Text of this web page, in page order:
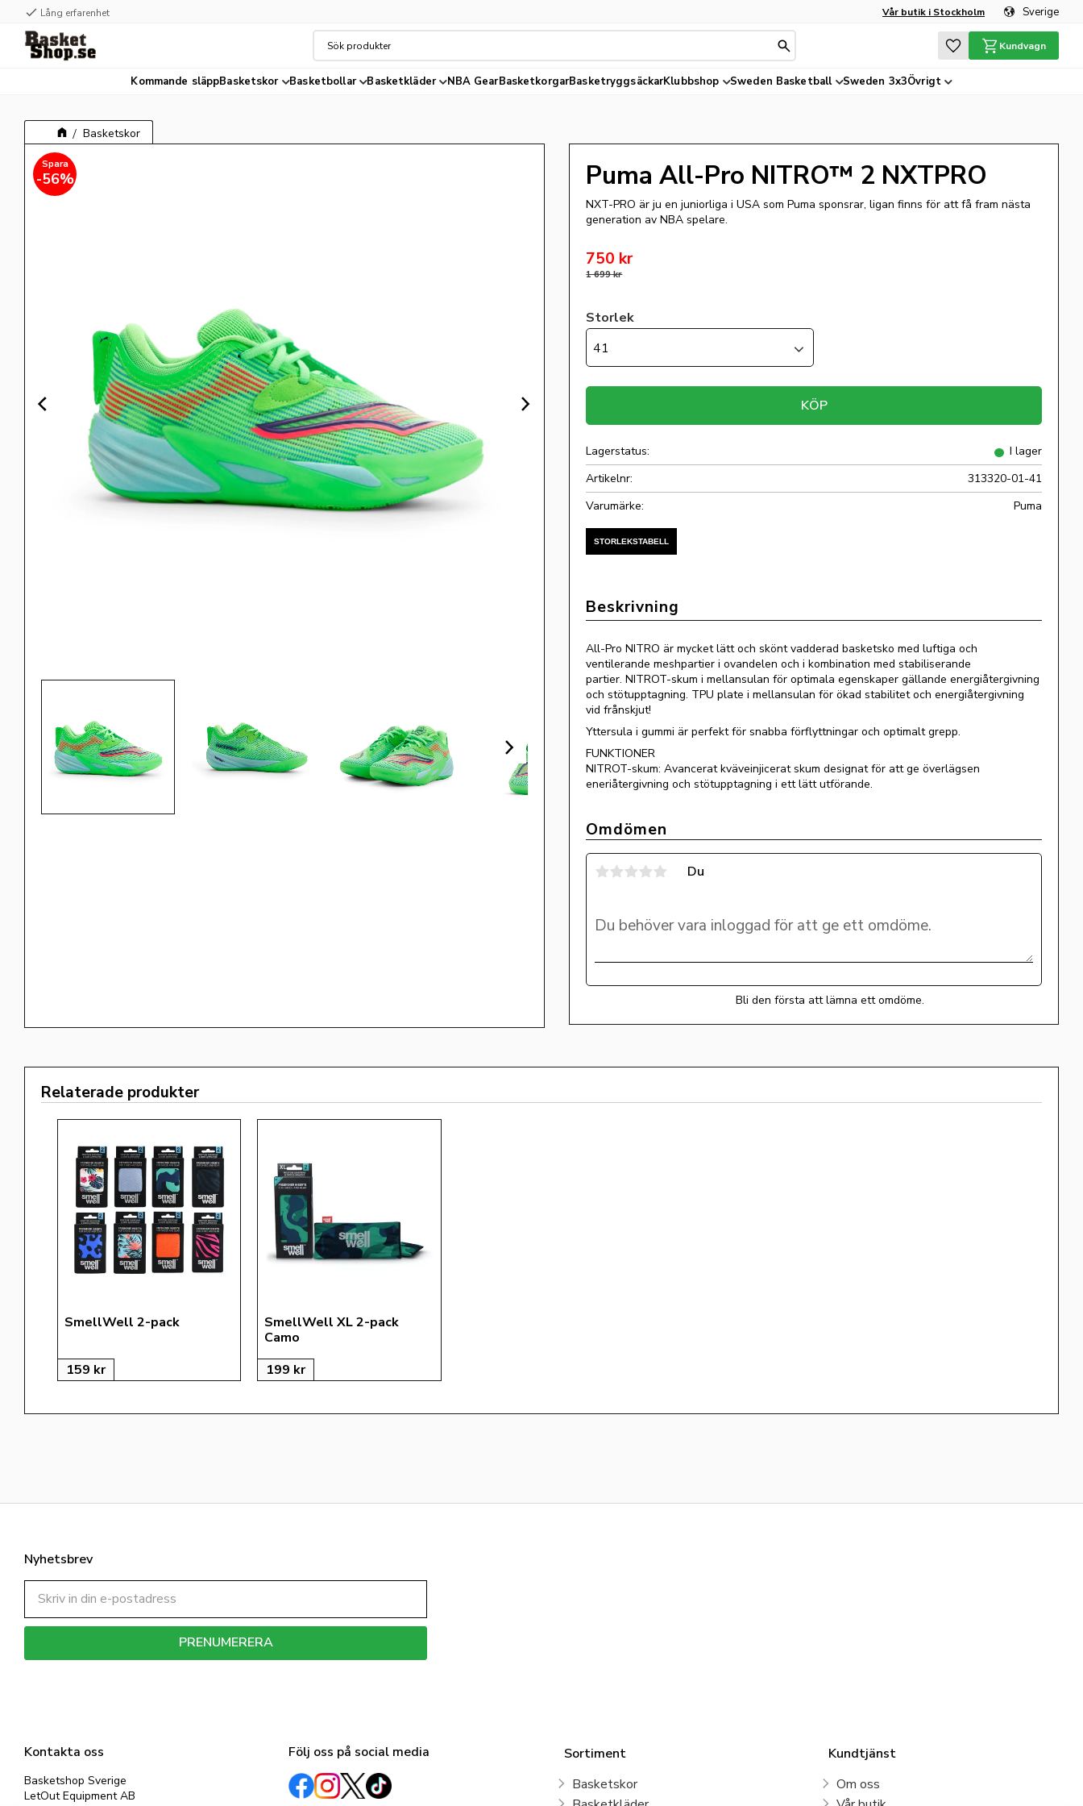
check Lång erfarenhet
check Hög kvalité Vår butik i Stockholm Sverige
Favoriter
Kundvagn
Kommande släppBasketskor Basketbollar Basketkläder NBA GearBasketkorgarBasketryggsäckarKlubbshop Sweden Basketball Sweden 3x3Övrigt
Basketskor
56% Puma All-Pro NITRO™ 2 NXTPRO
NXT-PRO är ju en juniorliga i USA som Puma sponsrar, ligan finns för att få fram nästa
generation av NBA spelare.
Nedsatt pris:
750 kr
Ordinarie pris:
1 699kr
Storlek
41
KÖP
Lagerstatus
I lager
Artikelnr
313320-01-41
Puma
All-Pro NITRO är mycket lätt och skönt vadderad basketsko med luftiga och
ventilerande meshpartier i ovandelen och i kombination med stabiliserande
partier. NITROT-skum i mellansulan för optimala egenskaper gällande energiåtergivning
och stötupptagning. TPU plate i mellansulan för ökad stabilitet och energiåtergivning
vid frånskjut!
Yttersula i gummi är perfekt för snabba förflyttningar och optimalt grepp.
FUNKTIONER
NITROT-skum: Avancerat kväveinjicerat skum designat för att ge överlägsen
eneriåtergivning och stötupptagning i ett lätt utförande.
Omdömen
Du
Bli den första att lämna ett omdöme.
Relaterade produkter
SmellWell 2-pack
159 kr
SmellWell XL 2-pack
Camo
199 kr
Kontakta oss
Basketshop Sverige
LetOut Equipment AB
Följ oss på social media
Sortiment
Basketskor
Kundtjänst
Om oss
Nyhetsbrev
PRENUMERERA